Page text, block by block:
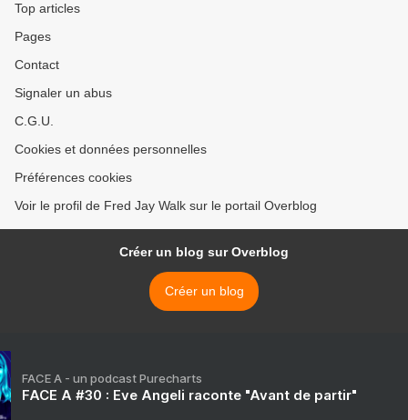
Top articles
Pages
Contact
Signaler un abus
C.G.U.
Cookies et données personnelles
Préférences cookies
Voir le profil de Fred Jay Walk sur le portail Overblog
Créer un blog sur Overblog
Créer un blog
FACE A - un podcast Purecharts
FACE A #30 : Eve Angeli raconte "Avant de partir"